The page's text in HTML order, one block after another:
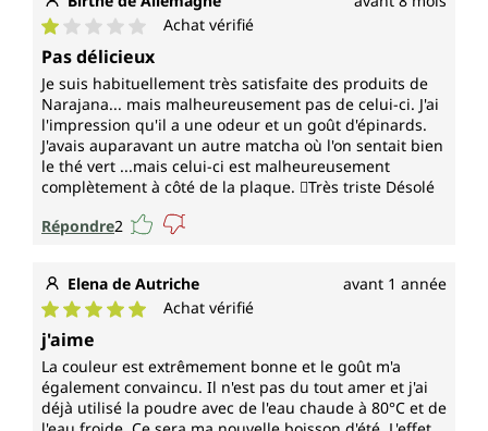
Note moyenne de 1 sur 5 étoiles
Achat vérifié
Pas délicieux
Je suis habituellement très satisfaite des produits de
Narajana... mais malheureusement pas de celui-ci. J'ai
l'impression qu'il a une odeur et un goût d'épinards.
J'avais auparavant un autre matcha où l'on sentait bien
le thé vert ...mais celui-ci est malheureusement
complètement à côté de la plaque. 🫩Très triste Désolé
Répondre2
Elena de Autriche avant 1 année
Note moyenne de 5 sur 5 étoiles
Achat vérifié
j'aime
La couleur est extrêmement bonne et le goût m'a
également convaincu. Il n'est pas du tout amer et j'ai
déjà utilisé la poudre avec de l'eau chaude à 80°C et de